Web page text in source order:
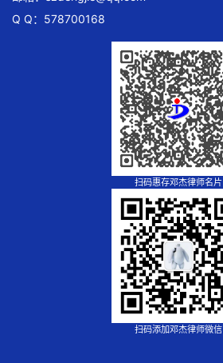
Q Q：578700168
扫码惠存邓杰律师名片
扫码添加邓杰律师微信